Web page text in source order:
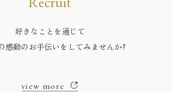
好きなことを通じて
感動のお手伝いをしてみませんか?
view more